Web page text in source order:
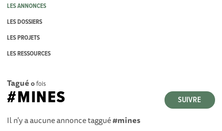
LES ANNONCES
LES DOSSIERS
LES PROJETS
LES RESSOURCES
Tagué 0fois
SUIVRE
#MINES
Il n'y a aucune annonce taggué#mines